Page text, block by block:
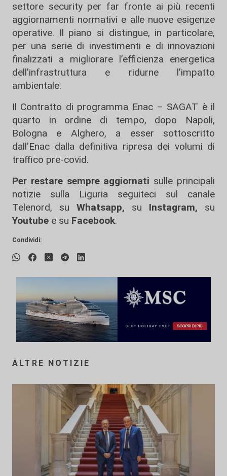
settore security per far fronte ai più recenti
aggiornamenti normativi e alle nuove esigenze
operative. Il piano si distingue, in particolare,
per una serie di investimenti e di innovazioni
finalizzati a migliorare l’efficienza energetica
dell’infrastruttura e ridurne l’impatto
ambientale.
Il Contratto di programma Enac – SAGAT è il
quarto in ordine di tempo, dopo Napoli,
Bologna e Alghero, a esser sottoscritto
dall’Enac dalla definitiva ripresa dei volumi di
traffico pre-covid.
Per restare sempre aggiornati sulle principali
notizie sulla Liguria seguiteci sul canale
Telenord, su
Whatsapp, su Instagram, su
Youtube e su Facebook.
Condividi:
ALTRE NOTIZIE